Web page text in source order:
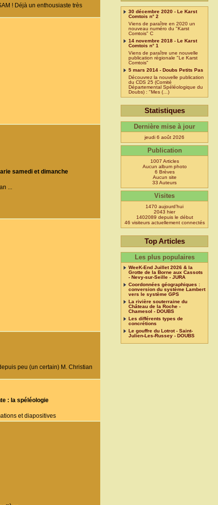
! Déjà un enthousiaste très
samedi et dimanche
...
peu (un certain) M. Christian
: la spéléologie
et diapositives
30 décembre 2020 - Le Karst
Comtois n° 2
Viens de paraître en 2020 un
nouveau numéro du "Karst
Comtois" C
14 novembre 2018 - Le Karst
Comtois n° 1
Viens de paraître une nouvelle
publication régionale "Le Karst
Comtois"
5 mars 2014 - Doubs Petits Pas
Découvrez la nouvelle publication
du CDS 25 (Comité
Départemental Spéléologique du
Doubs) : "Mes (…)
Statistiques
Dernière mise à jour
jeudi 6 août 2026
Publication
1007 Articles
Aucun album photo
6 Brèves
Aucun site
33 Auteurs
Visites
1470 aujourd’hui
2043 hier
1402089 depuis le début
46 visiteurs actuellement connectés
Top Articles
Les plus populaires
WeeK-End Juillet 2026 & la
Grotte de la Borne aux Cassots
- Nevy-sur-Seille - JURA
Coordonnées géographiques :
conversion du système Lambert
vers le système GPS
La rivière souterraine du
Château de la Roche -
Chamesol - DOUBS
Les différents types de
concrétions
Le gouffre du Lotrot - Saint-
Julien-Les-Russey - DOUBS